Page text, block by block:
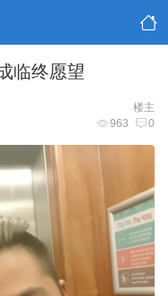
临终愿望
楼主
963 0